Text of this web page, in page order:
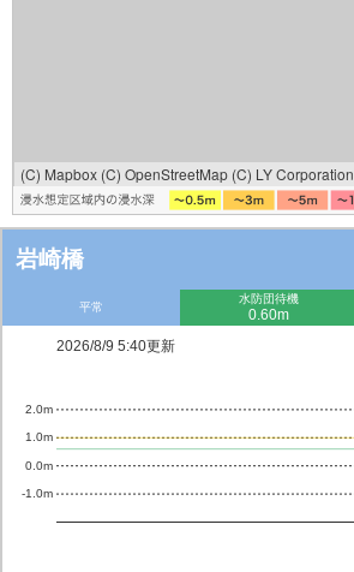
(C) Mapbox (C) OpenStreetMap (C) LY Corporation
岩崎橋
平常
水防団待機
0.60m
2026/8/9 5:40更新
-1.0m
0.0m
1.0m
2.0m